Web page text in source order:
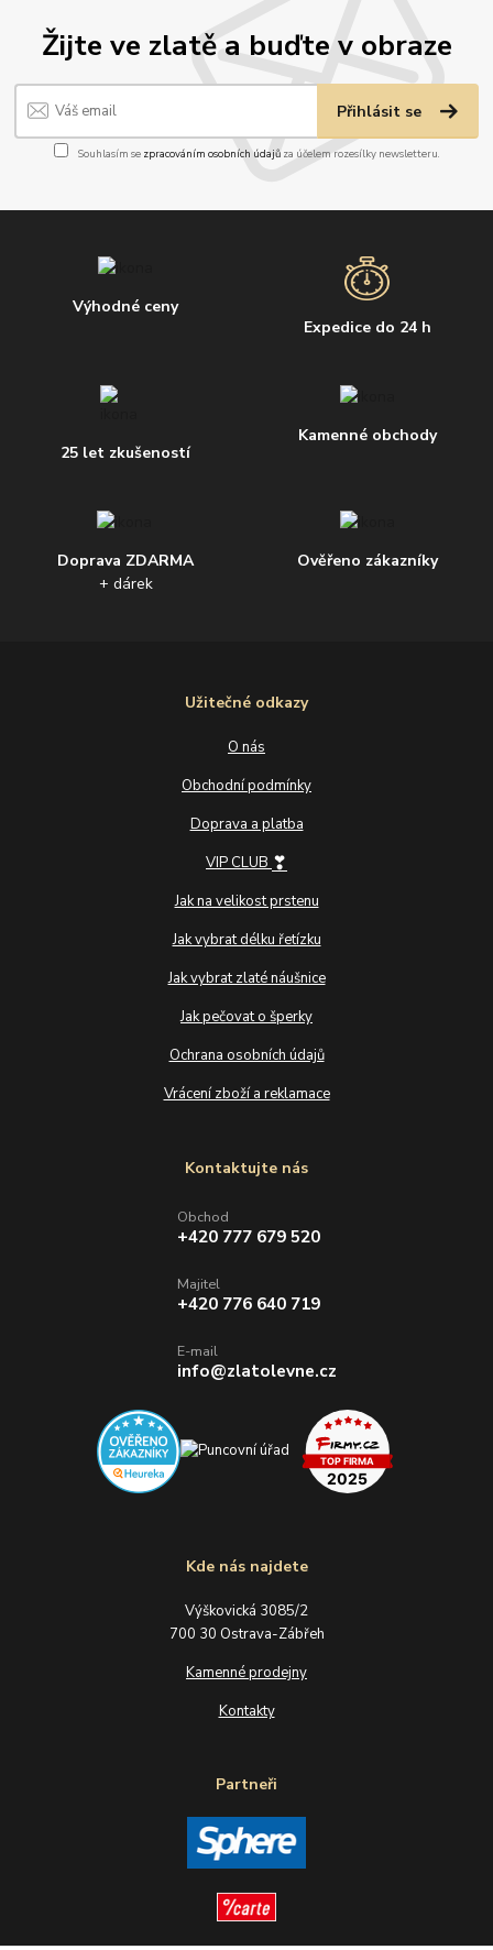
Žijte ve zlatě a buďte v obraze
Přihlásit se
Souhlasím se zpracováním osobních údajůza účelem rozesílky newsletteru.
Výhodné ceny
Expedice do 24 h
25 let zkušeností
Kamenné obchody
Doprava ZDARMA
+ dárek
Ověřeno zákazníky
Užitečné odkazy
O nás
Obchodní podmínky
Doprava a platba
VIP CLUB ❣
Jak na velikost prstenu
Jak vybrat délku řetízku
Jak vybrat zlaté náušnice
Jak pečovat o šperky
Ochrana osobních údajů
Vrácení zboží a reklamace
Kde nás najdete
Výškovická 3085/2
700 30 Ostrava-Zábřeh
Kamenné prodejny
Kontakty
Partneři
Kontaktujte nás
Obchod
+420 777 679 520
Majitel
+420 776 640 719
E-mail
info@zlatolevne.cz